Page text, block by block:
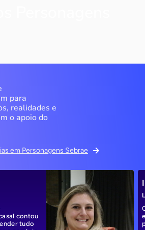
para
realidades e
o apoio do
em Personagens Sebrae
contou
tudo